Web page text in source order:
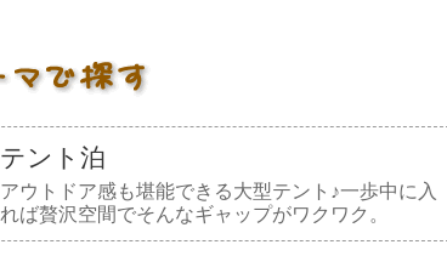
テント泊
アウトドア感も堪能できる大型テント♪一歩中に入
れば贅沢空間でそんなギャップがワクワク。